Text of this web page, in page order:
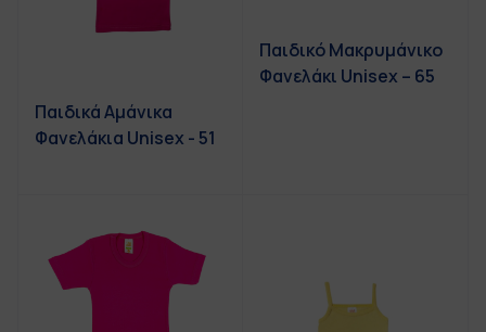
Παιδικά Αμάνικα
Φανελάκια Unisex - 51
Παιδικό Μακρυμάνικο
Φανελάκι Unisex – 65